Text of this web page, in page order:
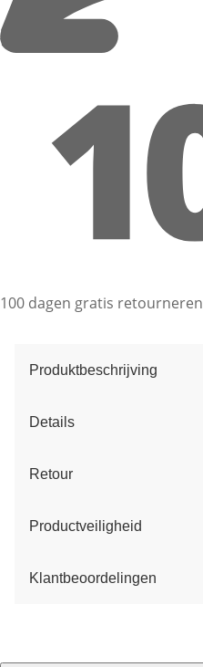
100 dagen gratis retourneren
Produktbeschrijving
Details
Retour
Productveiligheid
Klantbeoordelingen